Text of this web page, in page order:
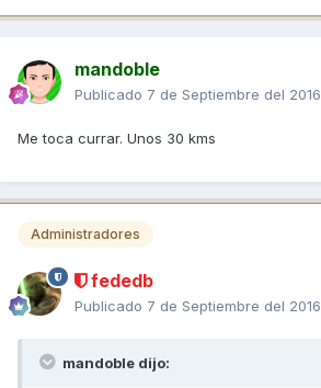
mandoble
Publicado 7 de Septiembre del 2016
Me toca currar. Unos 30 kms
Administradores
fededb
Publicado 7 de Septiembre del 2016
mandoble dijo: